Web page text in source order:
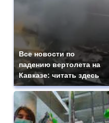
Все новости по
падению вертолета на
Кавказе: читать здесь